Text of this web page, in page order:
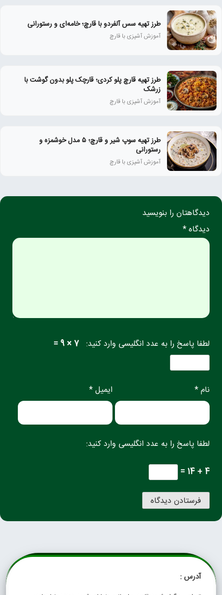
طرز تهیه سس آلفردو با قارچ؛ خامه‌ای و رستورانی
آموزش آشپزی با قارچ
طرز تهیه قارچ پلو کردی؛ قارچک پلو بدون گوشت با
زرشک
آموزش آشپزی با قارچ
طرز تهیه سوپ شیر و قارچ؛ ۵ مدل خوشمزه و
رستورانی
آموزش آشپزی با قارچ
دیدگاهتان را بنویسید
دیدگاه *
لطفا پاسخ را به عدد انگلیسی وارد کنید: 7 × 9 =
نام * ایمیل *
لطفا پاسخ را به عدد انگلیسی وارد کنید:
4 + 14 =
آدرس :